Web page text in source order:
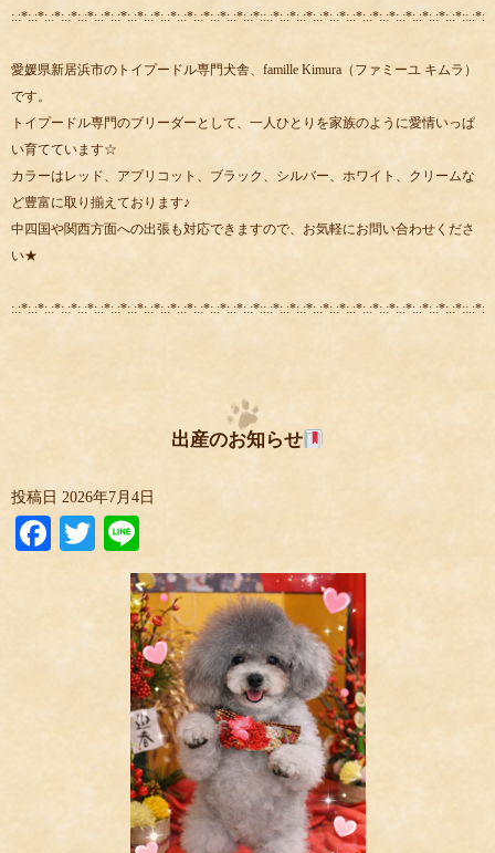
:.:*:.:*:.:*:.:*:.:*:.:*:.:*:.:*:.:*:.:*:.:*:.:*:.:*:.:*:.:*::.:*:.:*:.:*:.:*:.:*:.:*:.:*:.:*:.:*:.:*:.:*:.:*::.:*:.:
愛媛県新居浜市のトイプードル専門犬舎、famille Kimura（ファミーユ キムラ）
です。
トイプードル専門のブリーダーとして、一人ひとりを家族のように愛情いっぱ
い育てています☆
カラーはレッド、アプリコット、ブラック、シルバー、ホワイト、クリームな
ど豊富に取り揃えております♪
中四国や関西方面への出張も対応できますので、お気軽にお問い合わせくださ
い★
:.:*:.:*:.:*:.:*:.:*:.:*:.:*:.:*:.:*:.:*:.:*:.:*:.:*:.:*:.:*::.:*:.:*:.:*:.:*:.:*:.:*:.:*:.:*:.:*:.:*:.:*:.:*::.:*:.:
出産のお知らせ
投稿日 2026年7月4日
Facebook
Twitter